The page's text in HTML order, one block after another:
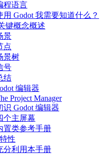
程语言
用 Godot 我需要知道什么？
键概念概述
景
点
景树
号
结
编辑器
Project Manager
识 Godot 编辑器
个主屏幕
置类参考手册
性
分利用本手册